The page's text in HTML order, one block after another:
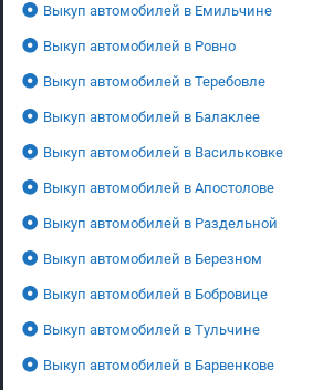
Выкуп автомобилей в Емильчине
Выкуп автомобилей в Ровно
Выкуп автомобилей в Теребовле
Выкуп автомобилей в Балаклее
Выкуп автомобилей в Васильковке
Выкуп автомобилей в Апостолове
Выкуп автомобилей в Раздельной
Выкуп автомобилей в Березном
Выкуп автомобилей в Бобровице
Выкуп автомобилей в Тульчине
Выкуп автомобилей в Барвенкове